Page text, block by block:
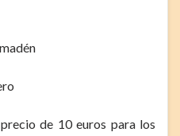
de 10 euros para los